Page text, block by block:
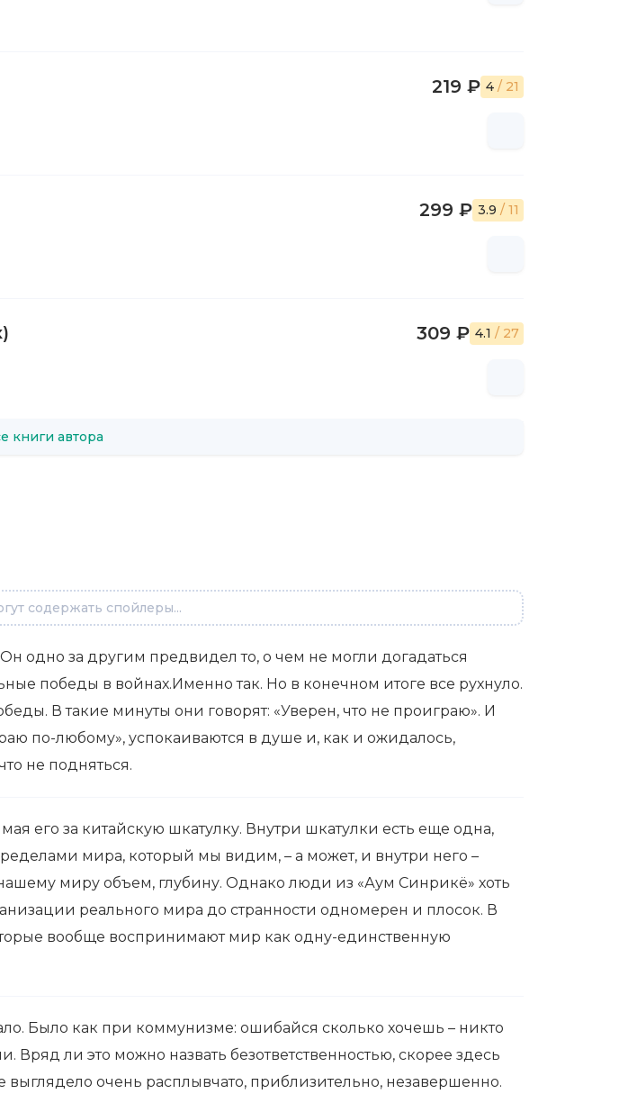
219 ₽ 4 / 21
299 ₽ 3.9 / 11
309 ₽ 4.1 / 27
книги автора
содержать спойлеры...
одно за другим предвидел то, о чем не могли догадаться
победы в войнах.Именно так. Но в конечном итоге все рухнуло.
В такие минуты они говорят: «Уверен, что не проиграю». И
по-любому», успокаиваются в душе и, как и ожидалось,
не подняться.
его за китайскую шкатулку. Внутри шкатулки есть еще одна,
мира, который мы видим, – а может, и внутри него –
миру объем, глубину. Однако люди из «Аум Синрикё» хоть
реального мира до странности одномерен и плосок. В
вообще воспринимают мир как одну-единственную
Было как при коммунизме: ошибайся сколько хочешь – никто
Вряд ли это можно назвать безответственностью, скорее здесь
выглядело очень расплывчато, приблизительно, незавершенно.